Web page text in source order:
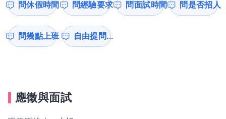
問休假時間 問經驗要求 問面試時間 問是否招人
問幾點上班 自由提問...
應徵與面試